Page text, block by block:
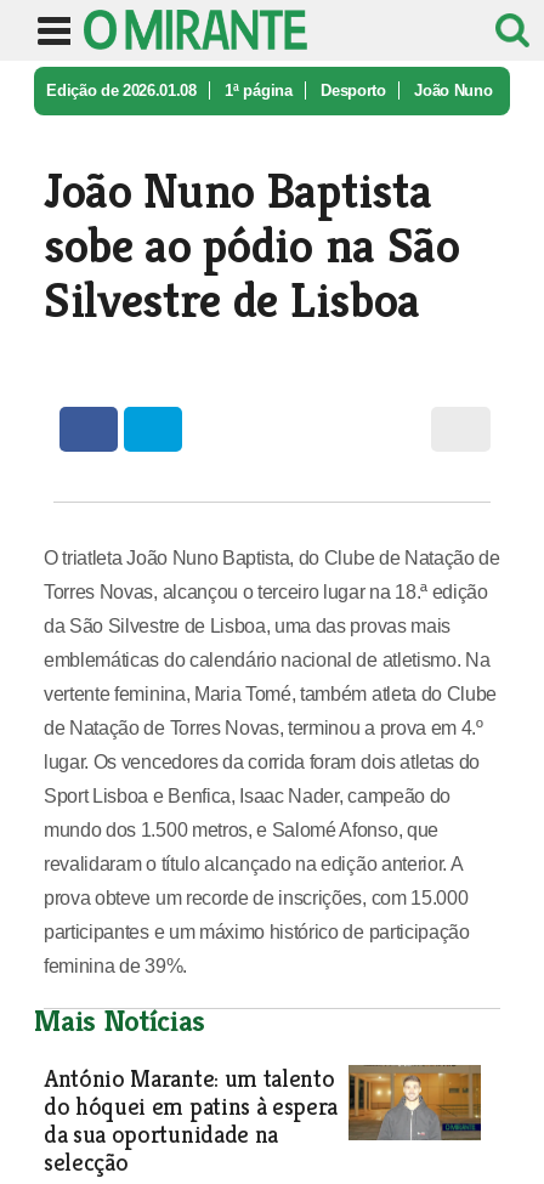
Edição de 2026.01.08 1ª página Desporto João Nuno
João Nuno Baptista
sobe ao pódio na São
Silvestre de Lisboa
O triatleta João Nuno Baptista, do Clube de Natação de
Torres Novas, alcançou o terceiro lugar na 18.ª edição
da São Silvestre de Lisboa, uma das provas mais
emblemáticas do calendário nacional de atletismo. Na
vertente feminina, Maria Tomé, também atleta do Clube
de Natação de Torres Novas, terminou a prova em 4.º
lugar. Os vencedores da corrida foram dois atletas do
Sport Lisboa e Benfica, Isaac Nader, campeão do
mundo dos 1.500 metros, e Salomé Afonso, que
revalidaram o título alcançado na edição anterior. A
prova obteve um recorde de inscrições, com 15.000
participantes e um máximo histórico de participação
feminina de 39%.
Mais Notícias
António Marante: um talento
do hóquei em patins à espera
da sua oportunidade na
selecção